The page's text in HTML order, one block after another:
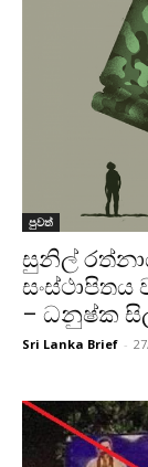
පුවත්
සුනිල්
– ධනුෂ්ක
Sri Lanka Brief -